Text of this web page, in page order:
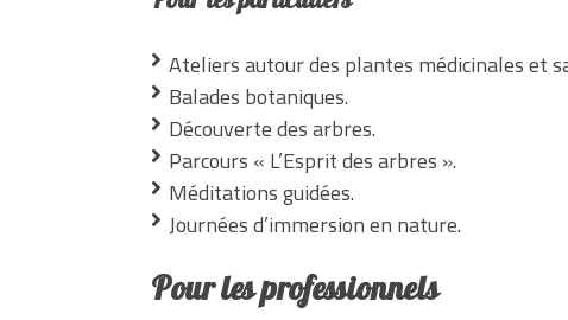
Ateliers autour des plantes médicinales et
Balades botaniques.
Découverte des arbres.
Parcours « L’Esprit des arbres ».
Méditations guidées.
Journées d’immersion en nature.
Pour les professionnels